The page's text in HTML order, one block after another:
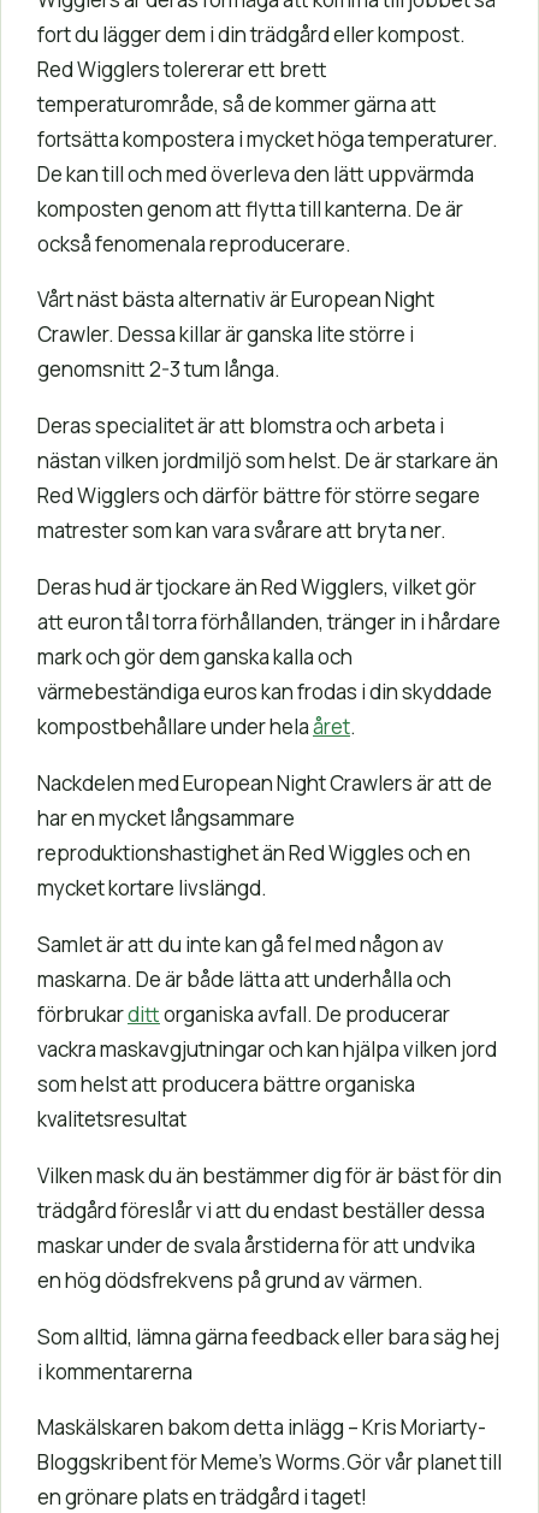
fort du lägger dem i din trädgård eller kompost.
Red Wigglers tolererar ett brett
temperaturområde, så de kommer gärna att
fortsätta kompostera i mycket höga temperaturer.
De kan till och med överleva den lätt uppvärmda
komposten genom att flytta till kanterna. De är
också fenomenala reproducerare.
Vårt näst bästa alternativ är European Night
Crawler. Dessa killar är ganska lite större i
genomsnitt 2-3 tum långa.
Deras specialitet är att blomstra och arbeta i
nästan vilken jordmiljö som helst. De är starkare än
Red Wigglers och därför bättre för större segare
matrester som kan vara svårare att bryta ner.
Deras hud är tjockare än Red Wigglers, vilket gör
att euron tål torra förhållanden, tränger in i hårdare
mark och gör dem ganska kalla och
värmebeständiga euros kan frodas i din skyddade
kompostbehållare under helaåret.
Nackdelen med European Night Crawlers är att de
har en mycket långsammare
reproduktionshastighet än Red Wiggles och en
mycket kortare livslängd.
Samlet är att du inte kan gå fel med någon av
maskarna. De är både lätta att underhålla och
förbrukardittorganiska avfall. De producerar
vackra maskavgjutningar och kan hjälpa vilken jord
som helst att producera bättre organiska
kvalitetsresultat
Vilken mask du än bestämmer dig för är bäst för din
trädgård föreslår vi att du endast beställer dessa
maskar under de svala årstiderna för att undvika
en hög dödsfrekvens på grund av värmen.
Som alltid, lämna gärna feedback eller bara säg hej
i kommentarerna
Maskälskaren bakom detta inlägg – Kris Moriarty-
Bloggskribent för Meme’s Worms.Gör vår planet till
en grönare plats en trädgård i taget!